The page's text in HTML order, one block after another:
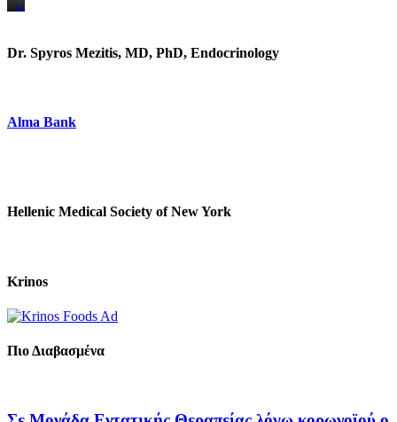
https://www.unitedbrothersfruitmarkets.com/
https://www.unitedbrothersfruitmarkets.com/
Dr. Spyros Mezitis, MD, PhD, Endocrinology
Alma Bank
Hellenic Medical Society of New York
Krinos
Πιο Διαβασμένα